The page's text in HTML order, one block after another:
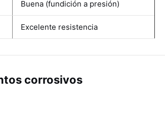
Buena (fundición a presión)
Excelente resistencia
corrosivos